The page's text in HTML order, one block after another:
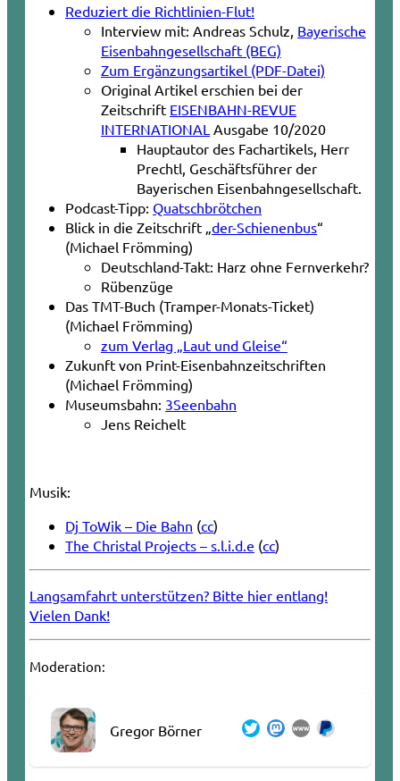
Reduziert die Richtlinien-Flut!
Interview mit: Andreas Schulz, Bayerische
Eisenbahngesellschaft (BEG)
Zum Ergänzungsartikel (PDF-Datei)
Original Artikel erschien bei der
Zeitschrift EISENBAHN-REVUE
INTERNATIONAL Ausgabe 10/2020
Hauptautor des Fachartikels, Herr
Prechtl, Geschäftsführer der
Bayerischen Eisenbahngesellschaft.
Podcast-Tipp: Quatschbrötchen
Blick in die Zeitschrift „ der-Schienenbus“
(Michael Frömming)
Deutschland-Takt: Harz ohne Fernverkehr?
Rübenzüge
Das TMT-Buch (Tramper-Monats-Ticket)
(Michael Frömming)
zum Verlag „Laut und Gleise“
Zukunft von Print-Eisenbahnzeitschriften
(Michael Frömming)
Museumsbahn: 3Seenbahn
Jens Reichelt
Musik:
Dj ToWik – Die Bahn (cc)
The Christal Projects – s.l.i.d.e (cc)
Langsamfahrt unterstützen? Bitte hier entlang!
Vielen Dank!
Moderation:
Gregor Börner